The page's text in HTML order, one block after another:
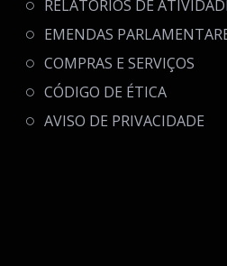
RELATÓRIOS DE
EMENDAS
COMPRAS E SERVIÇOS
CÓDIGO DE ÉTICA
AVISO DE PRIVACIDADE